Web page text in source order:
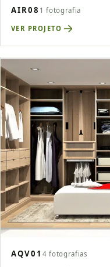
AIR08 1 fotografia
VER PROJETO
AQV01 4 fotografias